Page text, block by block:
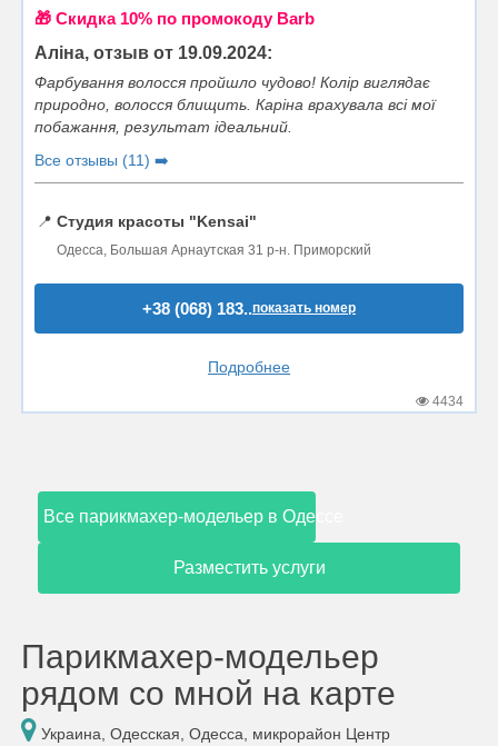
🎁 Cкидка 10% по промокоду Barb
Аліна, отзыв от 19.09.2024:
Фарбування волосся пройшло чудово! Колір виглядає
природно, волосся блищить. Каріна врахувала всі мої
побажання, результат ідеальний.
Все отзывы (11) ➡️
📍 Студия красоты "Kensai"
Одесса, Большая Арнаутская 31 р-н. Приморский
+38 (068) 183..показать номер
Подробнее
4434
Все парикмахер-модельер в Одессе
Разместить услуги
Парикмахер-модельер
рядом со мной на карте
Украина, Одесская, Одесса, микрорайон Центр